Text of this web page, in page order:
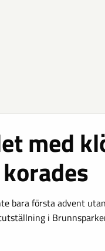
med
bara första advent
i